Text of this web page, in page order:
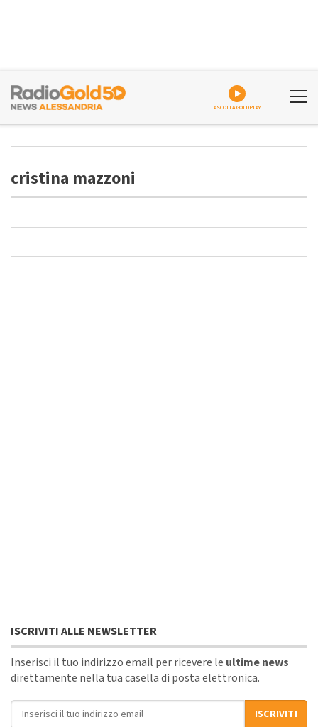
ASCOLTA GOLDPLAY
cristina mazzoni
ISCRIVITI ALLE NEWSLETTER
Inserisci il tuo indirizzo email per ricevere le ultime news
direttamente nella tua casella di posta elettronica.
Indirizzo email
ISCRIVITI